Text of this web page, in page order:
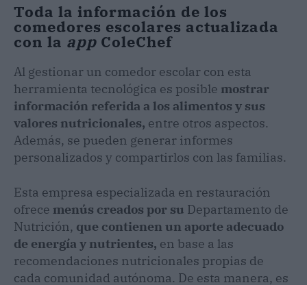
Toda la información de los
comedores escolares actualizada
con la app ColeChef
Al gestionar un comedor escolar con esta
herramienta tecnológica es posible mostrar
información referida a los alimentos y sus
valores nutricionales, entre otros aspectos.
Además, se pueden generar informes
personalizados y compartirlos con las familias.
Esta empresa especializada en restauración
ofrece menús creados por su Departamento de
Nutrición, que contienen un aporte adecuado
de energía y nutrientes, en base a las
recomendaciones nutricionales propias de
cada comunidad autónoma. De esta manera, es